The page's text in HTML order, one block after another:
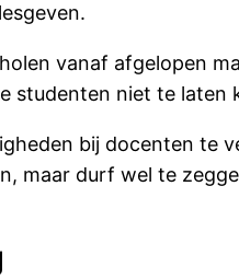
vanaf afgelopen
studenten niet te
bij docenten te
maar durf wel te